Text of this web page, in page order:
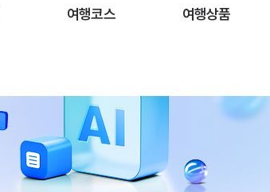
여행코스 여행상품